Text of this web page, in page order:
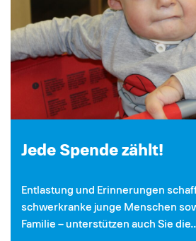
Jede Spende zählt!
Entlastung und Erinnerungen
schwerkranke junge Menschen
Familie – unterstützen auch Sie